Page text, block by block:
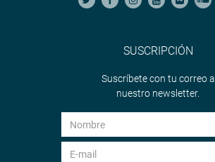
SUSCRIPCIÓN
Suscríbete con tu correo a
nuestro newsletter.